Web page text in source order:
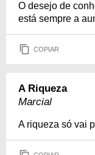
O desejo de
está sempre a
COPIAR
A Riqueza
Marcial
A riqueza só vai